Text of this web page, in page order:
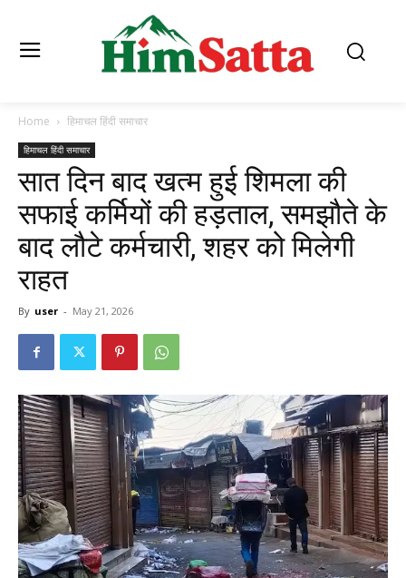
Home हिमाचल हिंदी समाचार
हिमाचल हिंदी समाचार
सात दिन बाद खत्म हुई शिमला की
सफाई कर्मियों की हड़ताल, समझौते के
बाद लौटे कर्मचारी, शहर को मिलेगी
राहत
By user - May 21, 2026